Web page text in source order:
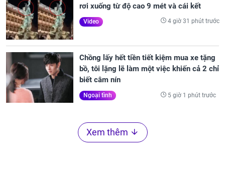
rơi xuống từ độ cao 9 mét và cái kết
Video 4 giờ 31 phút trước
Chồng lấy hết tiền tiết kiệm mua xe tặng
bồ, tôi lặng lẽ làm một việc khiến cả 2 chỉ
biết câm nín
Ngoại tình 5 giờ 1 phút trước
Xem thêm